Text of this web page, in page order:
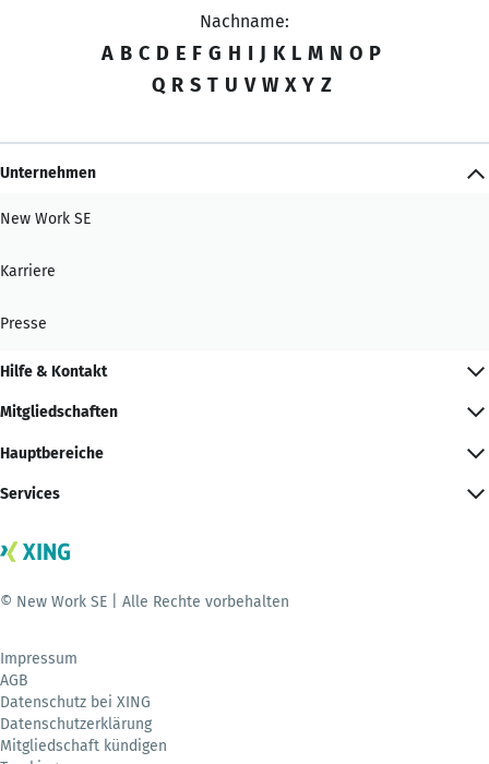
Nachname:
A B C D E F G H I J K L M N O P
Q R S T U V W X Y Z
Unternehmen
New Work SE
Karriere
Presse
Hilfe & Kontakt
Mitgliedschaften
Hauptbereiche
Services
© New Work SE | Alle Rechte vorbehalten
Impressum
AGB
Datenschutz bei XING
Datenschutzerklärung
Mitgliedschaft kündigen